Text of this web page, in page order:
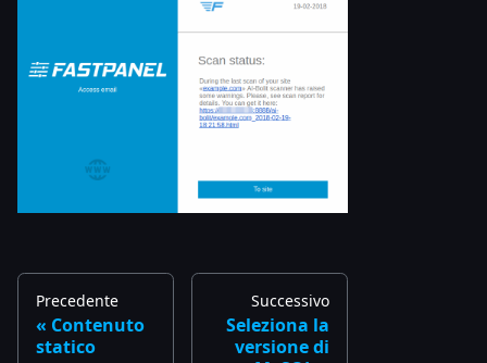
Precedente
Contenuto
statico
Successivo
Seleziona la
versione di